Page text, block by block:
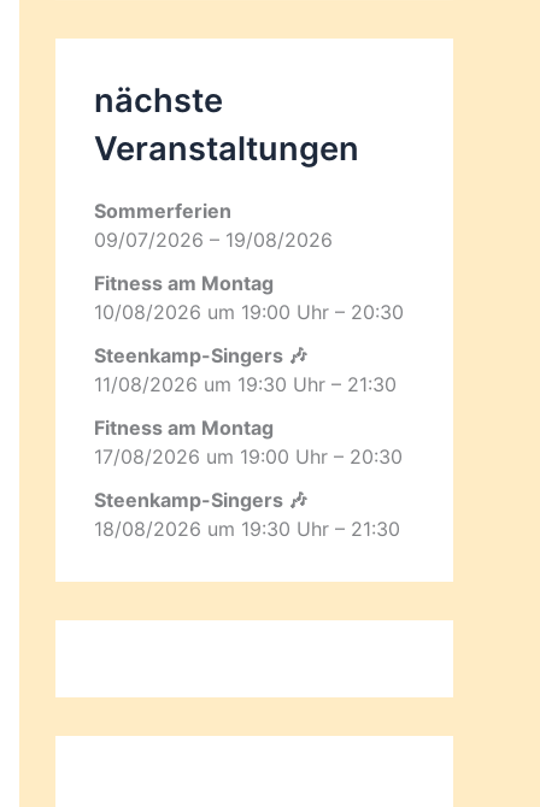
nächste
Veranstaltungen
Sommerferien
09/07/2026 – 19/08/2026
Fitness am Montag
10/08/2026 um 19:00 Uhr – 20:30
Steenkamp-Singers 🎶
11/08/2026 um 19:30 Uhr – 21:30
Fitness am Montag
17/08/2026 um 19:00 Uhr – 20:30
Steenkamp-Singers 🎶
18/08/2026 um 19:30 Uhr – 21:30